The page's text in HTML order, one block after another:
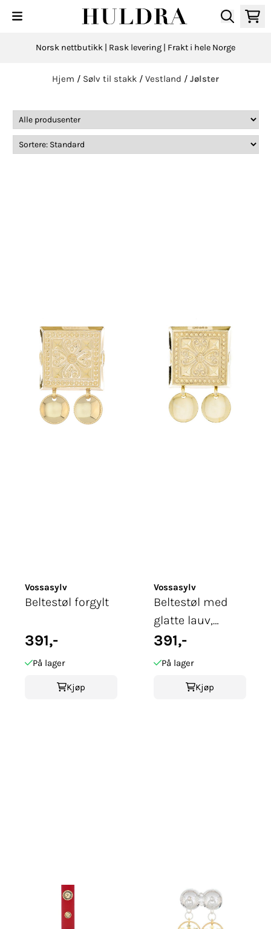
Hopp til innhold
Norsk nettbutikk | Rask levering | Frakt i hele Norge
Hjem / Sølv til stakk / Vestland / Jølster
Vossasylv
Beltestøl forgylt
391,-
På lager
Kjøp
Vossasylv
Beltestøl med
glatte lauv,
forgylt
391,-
På lager
Kjøp